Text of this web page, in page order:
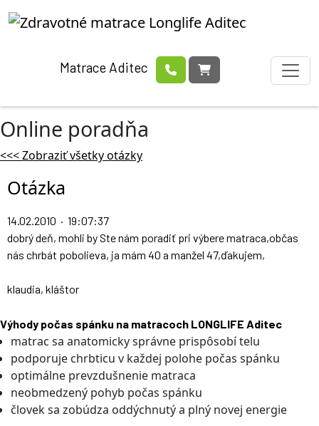
Matrace Aditec
Online poradňa
<<< Zobraziť všetky otázky
Otázka
14.02.2010 · 19:07:37
dobrý deň, mohli by Ste nám poradiť pri výbere matraca,občas
nás chrbát pobolieva, ja mám 40 a manžel 47,ďakujem,
klaudia, kláštor
Výhody počas spánku na matracoch LONGLIFE Aditec
matrac sa anatomicky správne prispôsobí telu
podporuje chrbticu v každej polohe počas spánku
optimálne prevzdušnenie matraca
neobmedzený pohyb počas spánku
človek sa zobúdza oddýchnutý a plný novej energie